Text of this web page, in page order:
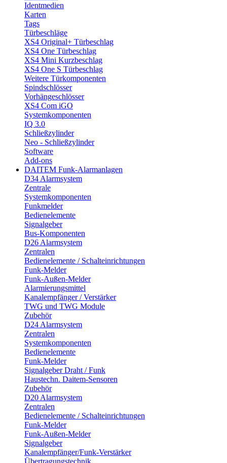
Identmedien
Karten
Tags
Türbeschläge
XS4 Original+ Türbeschlag
XS4 One Türbeschlag
XS4 Mini Kurzbeschlag
XS4 One S Türbeschlag
Weitere Türkomponenten
Spindschlösser
Vorhängeschlösser
XS4 Com iGO
Systemkomponenten
IQ 3.0
Schließzylinder
Neo - Schließzylinder
Software
Add-ons
DAITEM Funk-Alarmanlagen
D34 Alarmsystem
Zentrale
Systemkomponenten
Funkmelder
Bedienelemente
Signalgeber
Bus-Komponenten
D26 Alarmsystem
Zentralen
Bedienelemente / Schalteinrichtungen
Funk-Melder
Funk-Außen-Melder
Alarmierungsmittel
Kanalempfänger / Verstärker
TWG und TWG Module
Zubehör
D24 Alarmsystem
Zentralen
Systemkomponenten
Bedienelemente
Funk-Melder
Signalgeber Draht / Funk
Haustechn. Daitem-Sensoren
Zubehör
D20 Alarmsystem
Zentralen
Bedienelemente / Schalteinrichtungen
Funk-Melder
Funk-Außen-Melder
Signalgeber
Kanalempfänger/Funk-Verstärker
Übertragungstechnik